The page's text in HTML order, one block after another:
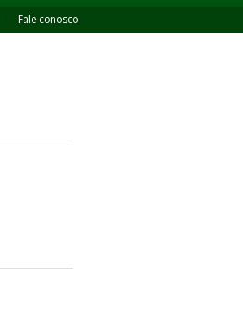
Fale conosco